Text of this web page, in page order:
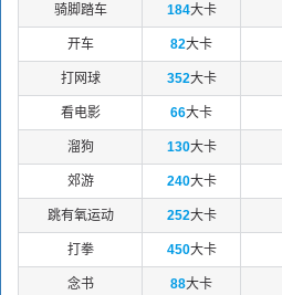
骑脚踏车 184大卡
开车 82大卡
打网球 352大卡
看电影 66大卡
溜狗 130大卡
郊游 240大卡
跳有氧运动 252大卡
打拳 450大卡
念书 88大卡